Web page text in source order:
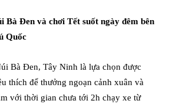
Bà Đen và chơi Tết suốt ngày đêm bên
Quốc
Bà Đen, Tây Ninh là lựa chọn được
thích để thưởng ngoạn cảnh xuân và
với thời gian chưa tới 2h chạy xe từ